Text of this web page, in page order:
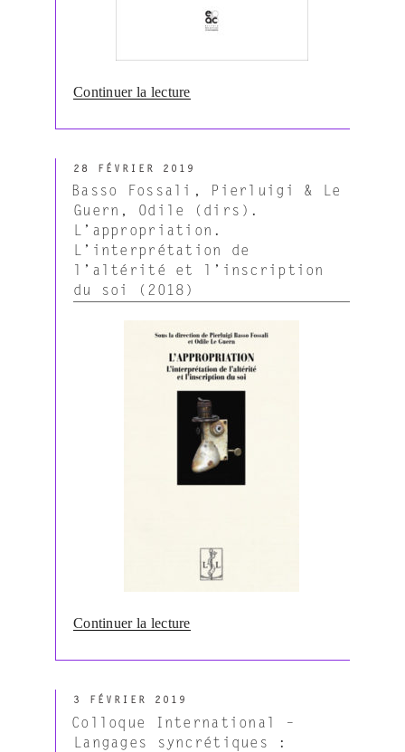
Continuer la lecturede
Julia
Cordonnier,
Sarah
(dirs).
Territoires.
Enquête
communicationnelle
(2019) »
PUBLIÉ
LE
28 FÉVRIER 2019
Basso Fossali, Pierluigi & Le
Guern, Odile (dirs).
L’appropriation.
L’interprétation de
l’altérité et l’inscription
du soi (2018)
Continuer la lecturede
Fossali,
Le
Guern,
PUBLIÉ
LE
3 FÉVRIER 2019
Colloque International –
Langages syncrétiques :